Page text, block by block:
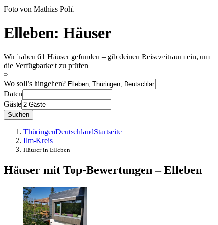
Foto von Mathias Pohl
Elleben: Häuser
Wir haben 61 Häuser gefunden – gib deinen Reisezeitraum ein, um
die Verfügbarkeit zu prüfen
Wo soll’s hingehen?
Daten
Gäste
Suchen
ThüringenDeutschlandStartseite
Ilm-Kreis
Häuser in Elleben
Häuser mit Top-Bewertungen – Elleben